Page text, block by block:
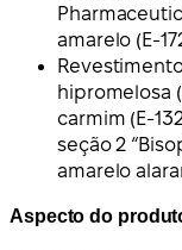
amarelo (E-
hipromelosa
carmim (E-
seção 2
amarelo
Aspecto do